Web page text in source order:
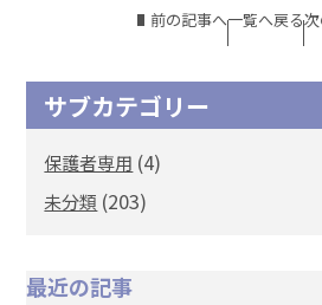
前の記事へ一覧へ戻る
サブカテゴリー
保護者専用 (4)
未分類 (203)
最近の記事